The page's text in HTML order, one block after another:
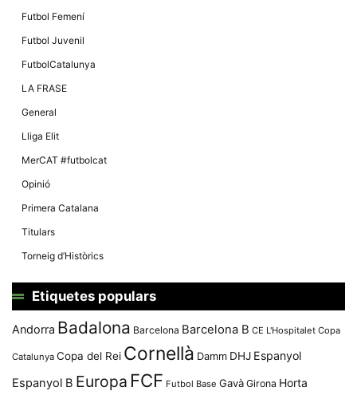
Futbol Femení
Futbol Juvenil
FutbolCatalunya
LA FRASE
General
Lliga Elit
MerCAT #futbolcat
Opinió
Primera Catalana
Titulars
Torneig d’Històrics
Etiquetes populars
Andorra Badalona Barcelona Barcelona B CE L'Hospitalet Copa
Catalunya Copa del Rei Cornellà Damm DHJ Espanyol
Espanyol B Europa FCF Futbol Base Gavà Girona Horta